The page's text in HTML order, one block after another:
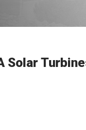
Solar